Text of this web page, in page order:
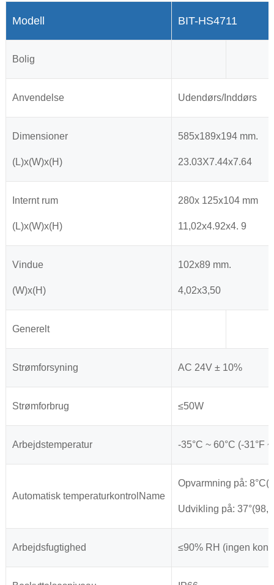
Modell BIT-HS4711
Bolig
Anvendelse Udendørs/Inddørs
Dimensioner
(L)x(W)x(H)
585x189x194 mm.
23.03X7.44x7.64
Internt rum
(L)x(W)x(H)
280x 125x104 mm
11,02x4.92x4. 9
Vindue
(W)x(H)
102x89 mm.
4,02x3,50
Generelt
Strømforsyning AC 24V ± 10%
Strømforbrug ≤50W
Arbejdstemperatur -35°C ~ 60°C (-31°F
Automatisk temperaturkontrolName
Opvarmning på:
Udvikling på:
Arbejdsfugtighed ≤90% RH (ingen